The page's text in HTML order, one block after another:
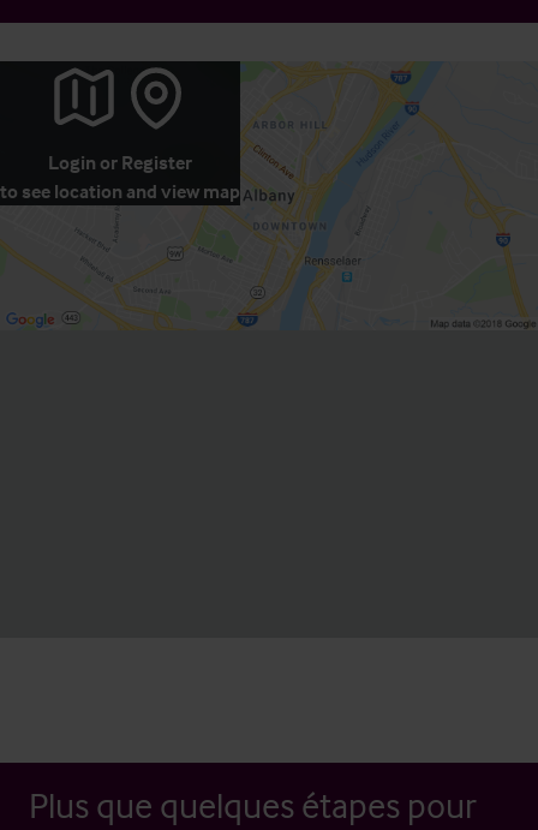
Login or Register
to see location and view map
Plus que quelques étapes pour